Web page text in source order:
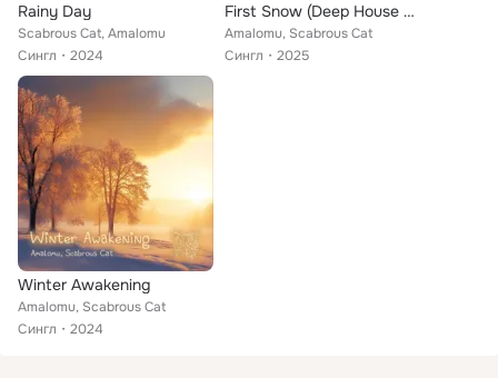
Rainy Day
Scabrous Cat, Amalomu
Сингл
2024
First Snow (Deep House Edition)
Amalomu, Scabrous Cat
Сингл
2025
Winter Awakening
Amalomu, Scabrous Cat
Сингл
2024